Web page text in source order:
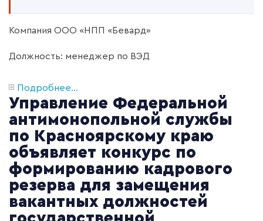
Компания ООО «НПП «Бевард»
Должность: менеджер по ВЭД
Подробнее...
Управление Федеральной
антимонопольной службы
по Красноярскому краю
объявляет конкурс по
формированию кадрового
резерва для замещения
вакантных должностей